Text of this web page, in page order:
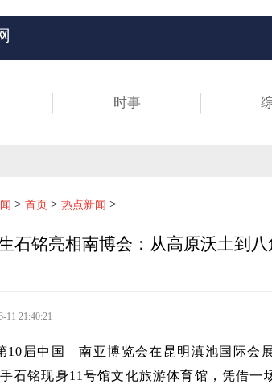
时事
> 首页 > 热点新闻 >
石铭亮相南博会：从高原沃土到
11 21:40:21
10届中国—南亚博览会在昆明滇池国际会
石铭现身11号馆文化旅游体育馆，凭借一